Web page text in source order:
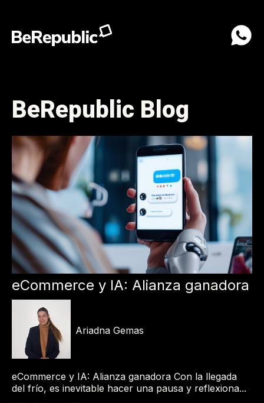
BeRepublic Blog
eCommerce y IA: Alianza ganadora
Ariadna Gemas
eCommerce y IA: Alianza ganadora Con la llegada
del frío, es inevitable hacer una pausa y reflexiona...